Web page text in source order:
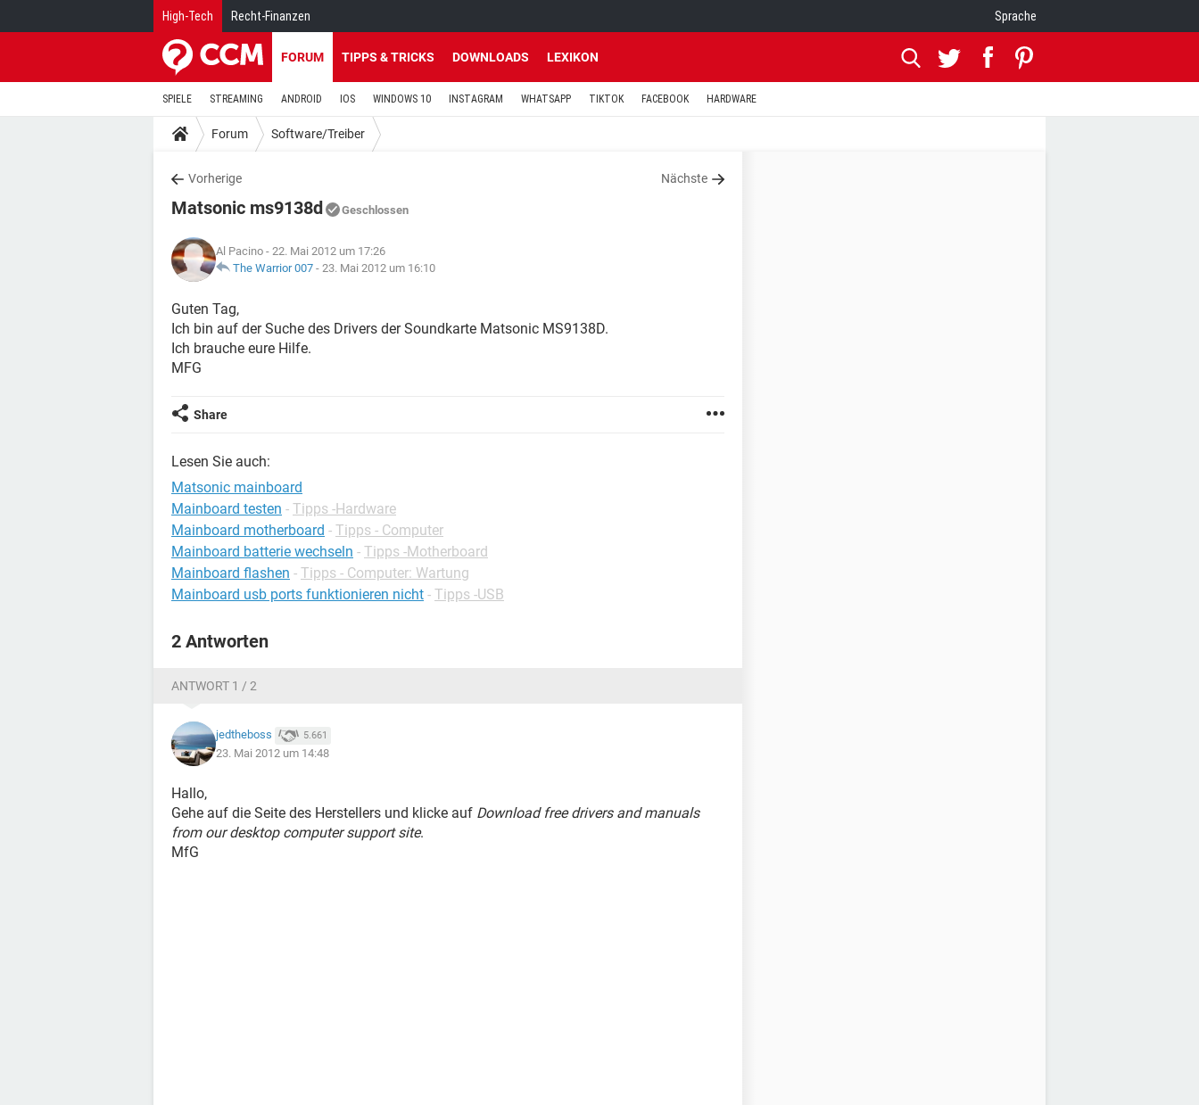
High-Tech Recht-Finanzen Sprache
FORUM TIPPS & TRICKS DOWNLOADS LEXIKON
SPIELE STREAMING ANDROID IOS WINDOWS 10 INSTAGRAM WHATSAPP TIKTOK FACEBOOK HARDWARE
Forum Software/Treiber
Vorherige Nächste
Matsonic ms9138d Geschlossen
Al Pacino - 22. Mai 2012 um 17:26
The Warrior 007 - 23. Mai 2012 um 16:10
Guten Tag,
Ich bin auf der Suche des Drivers der Soundkarte Matsonic MS9138D.
Ich brauche eure Hilfe.
MFG
Share
Lesen Sie auch:
Matsonic mainboard
Mainboard testen - Tipps -Hardware
Mainboard motherboard - Tipps - Computer
Mainboard batterie wechseln - Tipps -Motherboard
Mainboard flashen - Tipps - Computer: Wartung
Mainboard usb ports funktionieren nicht - Tipps -USB
2 Antworten
ANTWORT 1 / 2
jedtheboss 5.661
23. Mai 2012 um 14:48
Hallo,
Gehe auf die Seite des Herstellers und klicke auf Download free drivers and manuals
from our desktop computer support site.
MfG